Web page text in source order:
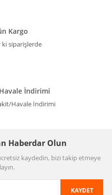
Kargo
ki siparişlerde
Havale İndirimi
Havale İndirimi
Haberdar Olun
kaydedin, bizi takip etmeye
KAYDET